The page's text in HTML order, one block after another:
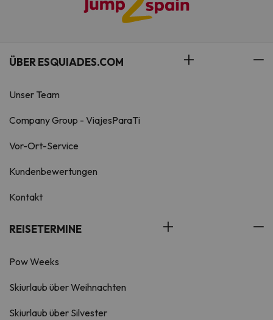
ÜBER ESQUIADES.COM
Unser Team
Company Group - ViajesParaTi
Vor-Ort-Service
Kundenbewertungen
Kontakt
REISETERMINE
Pow Weeks
Skiurlaub über Weihnachten
Skiurlaub über Silvester